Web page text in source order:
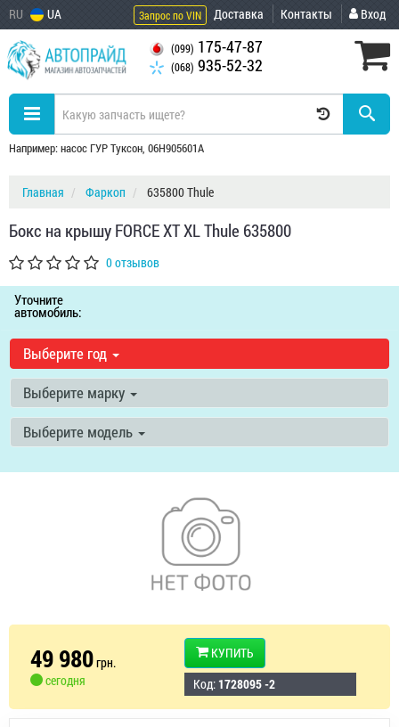
RU UA Запрос по VIN Доставка Контакты Вход
(099) 175-47-87
(068) 935-52-32
Например: насос ГУР Туксон, 06H905601A
Главная Фаркоп 635800 Thule
Бокс на крышу FORCE XT XL Thule 635800
0 отзывов
Уточните
автомобиль:
Выберите год
Выберите марку
Выберите модель
49 980грн.
сегодня
КУПИТЬ
Код: 1728095 -2